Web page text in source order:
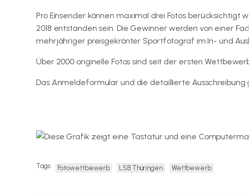
Pro Einsender können maximal drei Fotos berücksichtigt
2018 entstanden sein. Die Gewinner werden von einer
mehrjähriger preisgekrönter Sportfotograf im In- und
Über 2000 originelle Fotos sind seit der ersten
Das Anmeldeformular und die detaillierte
Tags: Fotowettbewerb LSB Thüringen Wettbewerb